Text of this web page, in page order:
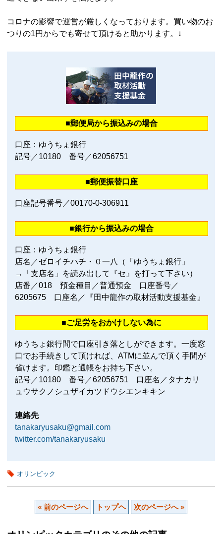
コロナの影響で運営が厳しくなっております。買い物のお
つりの1円からでも寄せて頂けると助かります。↓
■郵便局から振込みの場合
口座：ゆうちょ銀行
記号／10180 番号／62056751
■郵便振替口座
口座記号番号／00170‐0‐306911
■銀行から振込みの場合
口座：ゆうちょ銀行
店名／ゼロイチハチ・０一八（「ゆうちょ銀行」
→「支店名」を読み出して『セ』を打って下さい）
店番／018 預金種目／普通預金 口座番号／
6205675 口座名／『田中龍作の取材活動支援基金』
■ご足労をおかけしない為に
ゆうちょ銀行間で口座引き落としができます。一度窓
口でお手続きして頂ければ、ATMに並んで頂く手間が
省けます。印鑑と通帳をお持ち下さい。
記号／10180 番号／62056751 口座名／タナカリ
ュウサクノシュザイカツドウシエンキキン
連絡先
tanakaryusaku@gmail.com
twitter.com/tanakaryusaku
オリンピック
« 前のページへ トップヘ 次のページへ »